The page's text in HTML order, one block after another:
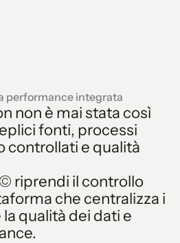
performance integrata
non è mai stata così
fonti, processi
controllati e qualità
riprendi il controllo
che centralizza i
qualità dei dati e